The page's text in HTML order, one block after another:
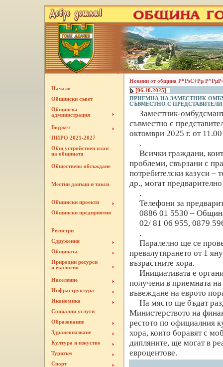
Новини от община Р“РѕС†Рµ
[06.10.2025]
ПРИЕМНА НА ЗАМЕСТНИК-
СЪВМЕСТНО С
Заместник-
съвместно с
октомври 2025 г. от
.
Всички граждани,
проблеми, свързани с
потребителски казуси –
др., могат
.
Телефони за
0886 01 5530 –
02/ 81 06 955, 0879
.
Паралелно ще се
превалутирането от 1
възрастните хора.
Инициативата е
получени в приемната на
въвеждане на еврото
На място ще бъдат
Министерството на
рестото по официалния
хора, които боравят с
дипляните, ще могат в
евроцентове.
Начало
Общински съвет
Общинска
администрация
Бюджет
ПИРО 2021-2027
Общ устройствен план
на общината
Обществено обсъждане
Местни данъци и такси
Общински проекти
Общински предприятия
Регистри
Сдружения
Общината
Природни ресурси
и екология
Население
Инфраструктура
Икономика
Социални услуги
Образование
Здравеопазване
Култура и изкуство
Туризъм
Спорт